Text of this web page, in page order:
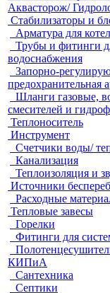
Аквасторож/
Стабилизаторы и
Арматура для
Трубы и фитинги
водоснабжения
Запорно-
предохранительная
Шланги газовые,
смесителей и
Теплоноситель
Инструмент
Счетчики воды/
Канализация
Теплоизоляция и
Источники
Расходные
Тепловые завесы
Горелки
Фитинги для
КИПиА
Сантехника
Септики